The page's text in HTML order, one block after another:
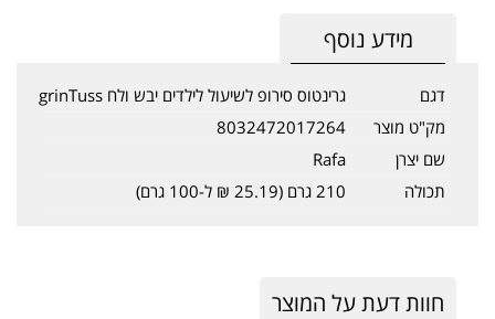
מידע נוסף
דגם
גרינטוס סירופ לשיעול לילדים יבש ולח grinTuss
מק"ט מוצר
8032472017264
שם יצרן
Rafa
תכולה
210 גרם (25.19 ₪ ל-100 גרם)
חוות דעת על המוצר